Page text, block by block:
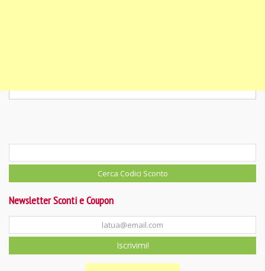
Newsletter Sconti e Coupon
Iscrivimi!